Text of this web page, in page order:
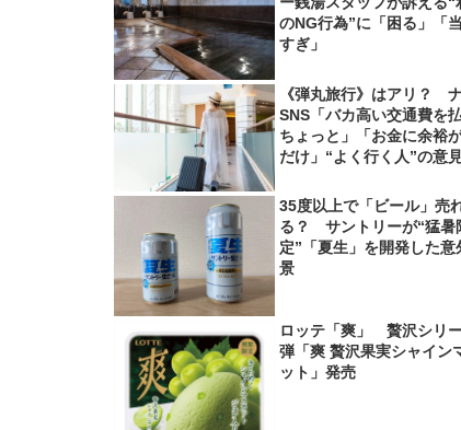
のNG行為”に「困る」「
すぎ」
《弾丸旅行》はアリ？
SNS「バカ高い交通費を
ちょっと」「お金に余裕
だけ」“よく行く人”の意
35度以上で「ビール」売
る？ サントリーが“猛暑
定”「夏生」を開発した意
景
ロッテ「爽」 贅沢シリ
弾「爽 贅沢果実シャイン
ット」発売